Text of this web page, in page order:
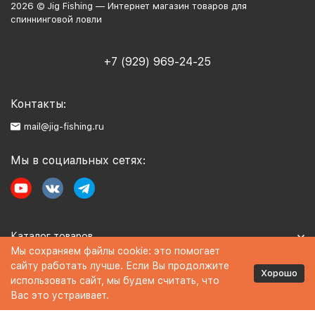
2026 © Jig Fishing — Интернет магазин товаров для
спиннинговой ловли
+7 (929) 969-24-25
Контакты:
mail@jig-fishing.ru
Мы в социальных сетях:
Каталог товаров
Информация
Политика персональных данных
Мы сохраняем файлы cookie: это помогает
сайту работать лучше. Если Вы продолжите
использовать сайт, мы будем считать, что
Вас это устраивает.
Хорошо